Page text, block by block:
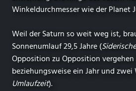
Winkeldurchmesser wie der Planet
Weil der Saturn so weit weg ist,
Sonnenumlauf 29,5 Jahre (
Opposition zu Opposition vergehen
beziehungsweise ein Jahr und zwei
Umlaufzeit).